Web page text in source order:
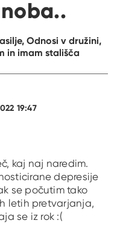
Odnosi v družini,
in imam stališča
19:47
kaj naj naredim.
depresije
se počutim tako
letih pretvarjanja,
se iz rok :(